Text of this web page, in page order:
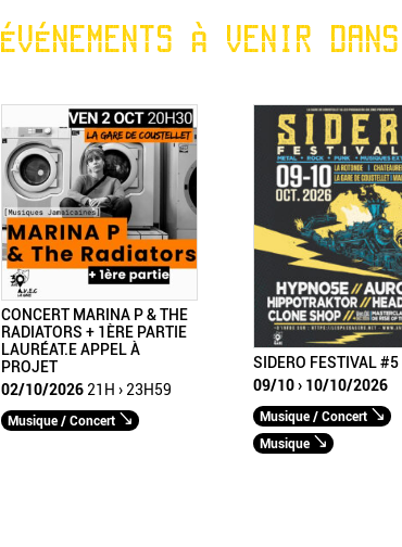
ÉVÉNEMENTS À VENIR
CONCERT MARINA P & THE
RADIATORS + 1ÈRE PARTIE
LAURÉAT.E APPEL À
PROJET
02/10/2026 21H › 23H59
Musique / Concert
SIDERO FESTIVAL #5
09/10 › 10/10/2026
Musique / Concert
Musique